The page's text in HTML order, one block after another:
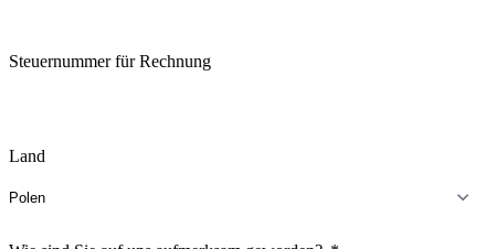
Steuernummer für Rechnung
Land